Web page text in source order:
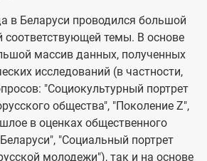
в Беларуси проводился большой
соответствующей темы. В основе
массив данных, полученных
исследований (в частности,
"Социокультурный портрет
общества", "Поколение Z",
в оценках общественного
"Социальный портрет
молодежи"), так и на основе